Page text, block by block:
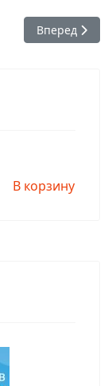
друзей
Следующий:
Вперед
В корзину